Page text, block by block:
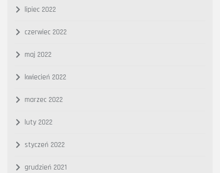
lipiec 2022
czerwiec 2022
maj 2022
kwiecień 2022
marzec 2022
luty 2022
styczeń 2022
grudzień 2021